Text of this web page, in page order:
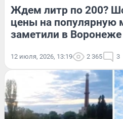
Ждем литр по 200?
цены на популярную
заметили в Воронеже
12 июля, 2026, 13:19 2 365 3